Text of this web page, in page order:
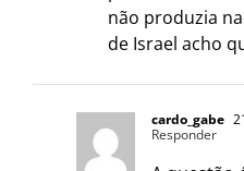
não produzia
de Israel acho
cardo_gabe
Responder